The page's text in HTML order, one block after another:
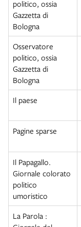
politico, ossia
Gazzetta di
Bologna
Osservatore
politico, ossia
Gazzetta di
Bologna
Il paese
Pagine sparse
Il Papagallo.
Giornale colorato
politico
umoristico
La Parola :